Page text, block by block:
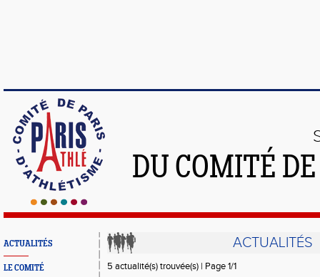
DU COMITÉ
ACTUALITÉS
LE COMITÉ
ACTUALITÉS
5 actualité(s) trouvée(s) | Page 1/1